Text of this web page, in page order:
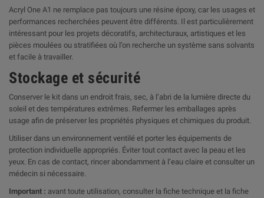
Acryl One A1 ne remplace pas toujours une résine époxy, car les usages et
performances recherchées peuvent être différents. Il est particulièrement
intéressant pour les projets décoratifs, architecturaux, artistiques et les
pièces moulées ou stratifiées où l’on recherche un système sans solvants
et facile à travailler.
Stockage et sécurité
Conserver le kit dans un endroit frais, sec, à l’abri de la lumière directe du
soleil et des températures extrêmes. Refermer les emballages après
usage afin de préserver les propriétés physiques et chimiques du produit.
Utiliser dans un environnement ventilé et porter les équipements de
protection individuelle appropriés. Éviter tout contact avec la peau et les
yeux. En cas de contact, rincer abondamment à l’eau claire et consulter un
médecin si nécessaire.
Important : avant toute utilisation, consulter la fiche technique et la fiche